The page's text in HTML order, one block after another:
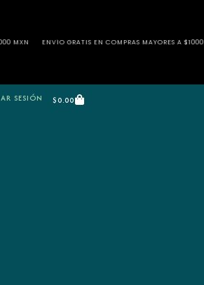
EN COMPRAS MAYORES A $1000 MXN ENVÍO GRATIS
SESIÓN $0.00